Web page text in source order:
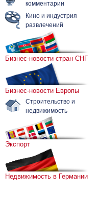
комментарии
Кино и индустрия
развлечений
Бизнес-новости стран СНГ
Бизнес-новости Европы
Строительство и
недвижимость
Экспорт
Недвижимость в Германии